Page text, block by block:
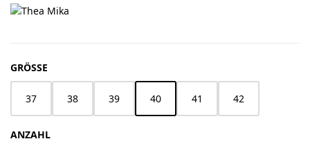
GRÖSSE
37 38 39 40 41 42
ANZAHL